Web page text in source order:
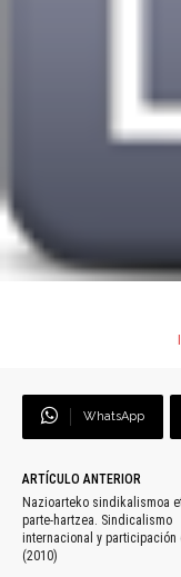
WhatsApp
ARTÍCULO ANTERIOR
Nazioarteko sindikalismoa
parte-hartzea. Sindicalismo
internacional y participación
(2010)